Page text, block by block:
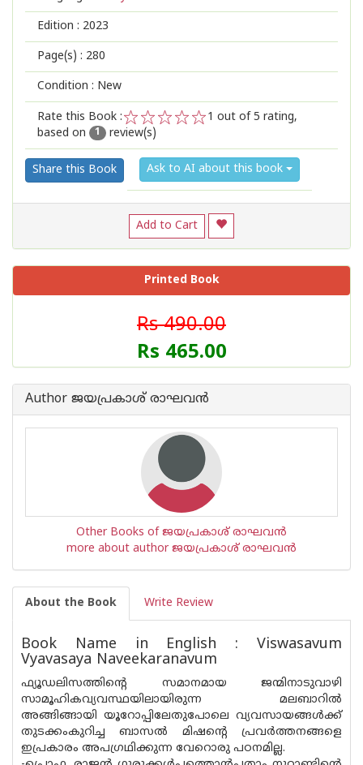
Edition : 2023
Page(s) : 280
Condition : New
Rate this Book :
2
1
1 out of 5 rating,
based on
1 review(s)
Share this Book Ask to AI about this book
Add to Cart
Printed Book
Rs 490.00
Rs 465.00
Author ജയപ്രകാശ് രാഘവന്‍
Other Books of ജയപ്രകാശ് രാഘവന്‍
more about author ജയപ്രകാശ് രാഘവന്‍
About the Book Write Review
Book Name in English : Viswasavum
Vyavasaya Naveekaranavum
ഫ്യൂഡലിസത്തിന്റെ സമാനമായ ജന്മിനാടുവാഴി
സാമൂഹികവ്യവസ്ഥയിലായിരുന്ന മലബാറില്‍
അങ്ങിങ്ങായി യൂറോപ്പിലേതുപോലെ വ്യവസായങ്ങള്‍ക്ക്
തുടക്കംകുറിച്ച ബാസല്‍ മിഷന്റെ പ്രവര്‍ത്തനങ്ങളെ
ഇപ്രകാരം അപഗ്രഥിക്കുന്ന വേറൊരു പഠനമില്ല.